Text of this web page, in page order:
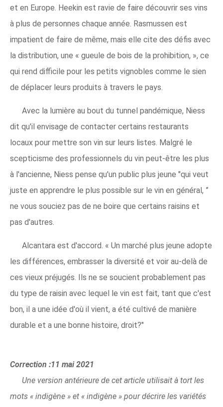
et en Europe. Heekin est ravie de faire découvrir ses vins
à plus de personnes chaque année. Rasmussen est
impatient de faire de même, mais elle cite des défis avec
la distribution, une « gueule de bois de la prohibition, », ce
qui rend difficile pour les petits vignobles comme le sien
de déplacer leurs produits à travers le pays.
Avec la lumière au bout du tunnel pandémique, Niess
dit qu'il envisage de contacter certains restaurants
locaux pour mettre son vin sur leurs listes. Malgré le
scepticisme des professionnels du vin peut-être les plus
à l'ancienne, Niess pense qu'un public plus jeune "qui veut
juste en apprendre le plus possible sur le vin en général, ”
ne vous souciez pas de ne boire que certains raisins et
pas d'autres.
Alcantara est d'accord. « Un marché plus jeune adopte
les différences, embrasser la diversité et voir au-delà de
ces vieux préjugés. Ils ne se soucient probablement pas
du type de raisin avec lequel le vin est fait, tant que c'est
bon, il a une idée d'où il vient, a été cultivé de manière
durable et a une bonne histoire, droit?"
Correction :11 mai 2021
Une version antérieure de cet article utilisait à tort les
mots « indigène » et « indigène » pour décrire les variétés